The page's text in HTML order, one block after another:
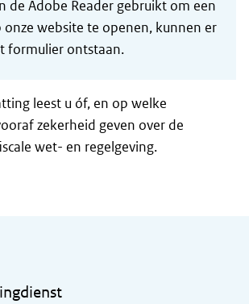
de Adobe Reader gebruikt om een
website te openen, kunnen er
formulier ontstaan.
leest u óf, en op welke
zekerheid geven over de
wet- en regelgeving.